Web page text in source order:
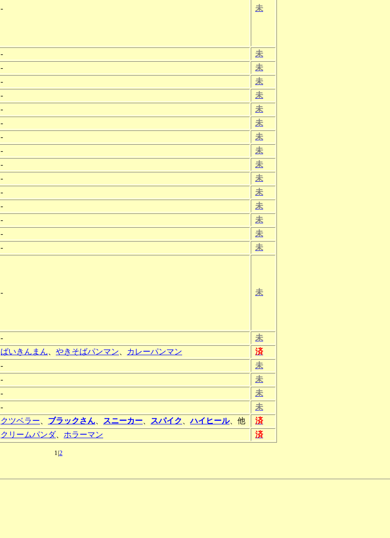
- 未
- 未
- 未
- 未
- 未
- 未
- 未
- 未
- 未
- 未
- 未
- 未
- 未
- 未
- 未
- 未
- 未
- 未
ばいきんまん やきそばパンマン カレーパンマン 済
- 未
- 未
- 未
- 未
クツベラー ブラックさん スニーカー スパイク 、ハイヒール、他 済
クリームパンダ、 ホラーマン 済
1| 2